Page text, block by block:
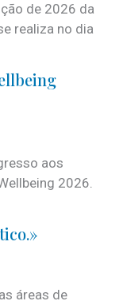
de 2026 da
realiza no dia
aos
2026.
áreas de